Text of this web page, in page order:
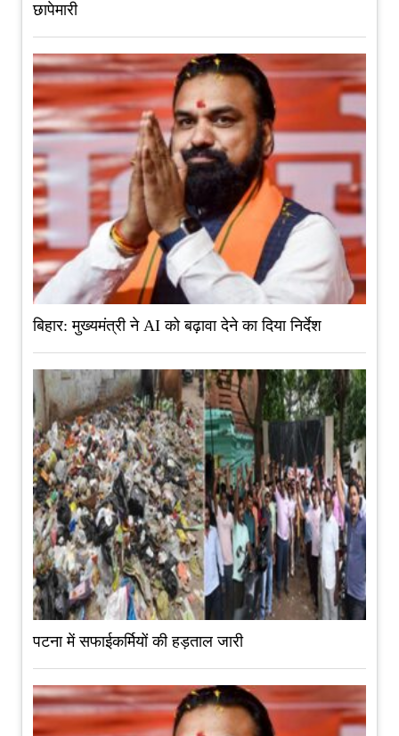
छापेमारी
बिहार: मुख्यमंत्री ने AI को बढ़ावा देने का दिया निर्देश
पटना में सफाईकर्मियों की हड़ताल जारी